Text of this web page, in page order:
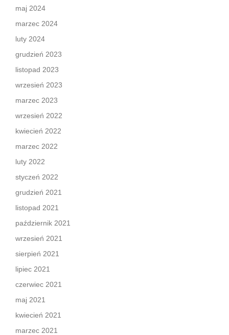
maj 2024
marzec 2024
luty 2024
grudzień 2023
listopad 2023
wrzesień 2023
marzec 2023
wrzesień 2022
kwiecień 2022
marzec 2022
luty 2022
styczeń 2022
grudzień 2021
listopad 2021
październik 2021
wrzesień 2021
sierpień 2021
lipiec 2021
czerwiec 2021
maj 2021
kwiecień 2021
marzec 2021